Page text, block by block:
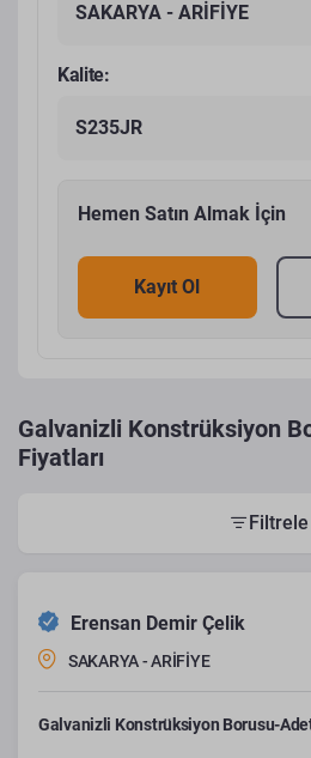
SAKARYA - ARİFİYE
Kalite:
S235JR
Hemen Satın Almak İçin
Kayıt Ol
Galvanizli Konstrüksiyon
Fiyatları
Filtrele
Erensan Demir Çelik
SAKARYA - ARİFİYE
Galvanizli Konstrüksiyon Borusu-